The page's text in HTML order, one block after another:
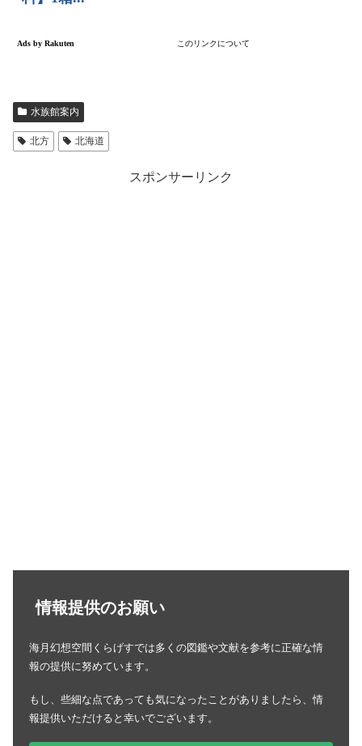
水族館案内
北方 北海道
スポンサーリンク
情報提供のお願い
海月幻想空間くらげすでは多くの図鑑や文献を参考に正確な情
報の提供に努めています。
もし、些細な点であっても気になったことがありましたら、情
報提供いただけると幸いでございます。